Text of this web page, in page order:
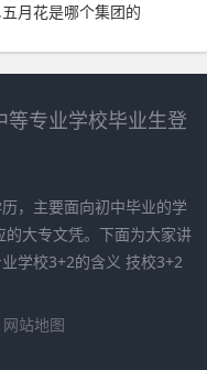
月花是哪个集团的
等专业学校毕业生登
，主要面向初中毕业的学
大专文凭。下面为大家讲
学校3+2的含义 技校3+2
网站地图